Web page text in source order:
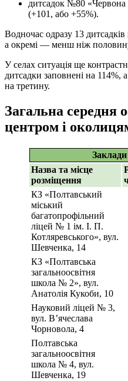
дитсадок №80
(+101, або +55%).
Водночас одразу 13
а окремі — менш ніж
У селах ситуація ще
дитсадки заповнені на
на третину.
Загальна середня
центром і
Заклади
Назва та місце
розміщення
КЗ «Полтавський
міський
багатопрофільний
ліцей № 1 ім. І. П.
Котляревського», вул.
Шевченка, 14
КЗ «Полтавська
загальноосвітня
школа № 2», вул.
Анатолія Кукоби, 10
Науковий ліцей № 3,
вул. Вʼячеслава
Чорновола, 4
Полтавська
загальноосвітня
школа № 4, вул.
Шевченка, 19